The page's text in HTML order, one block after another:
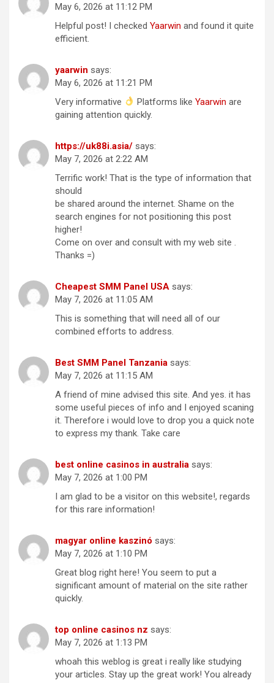
May 6, 2026 at 11:12 PM
Helpful post! I checked Yaarwin and found it quite
efficient.
yaarwin says:
May 6, 2026 at 11:21 PM
Very informative
Platforms likeYaarwin are
gaining attention quickly.
https://uk88i.asia/ says:
May 7, 2026 at 2:22 AM
Terrific work! That is the type of information that
should
be shared around the internet. Shame on the
search engines for not positioning this post
higher!
Come on over and consult with my web site .
Thanks =)
Cheapest SMM Panel USA says:
May 7, 2026 at 11:05 AM
This is something that will need all of our
combined efforts to address.
Best SMM Panel Tanzania says:
May 7, 2026 at 11:15 AM
A friend of mine advised this site. And yes. it has
some useful pieces of info and I enjoyed scaning
it. Therefore i would love to drop you a quick note
to express my thank. Take care
best online casinos in australia says:
May 7, 2026 at 1:00 PM
I am glad to be a visitor on this website!, regards
for this rare information!
magyar online kaszinó says:
May 7, 2026 at 1:10 PM
Great blog right here! You seem to put a
significant amount of material on the site rather
quickly.
top online casinos nz says:
May 7, 2026 at 1:13 PM
whoah this weblog is great i really like studying
your articles. Stay up the great work! You already